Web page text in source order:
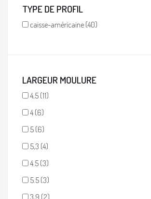
TYPE DE PROFIL
caisse-américaine (40)
LARGEUR MOULURE
4,5 (11)
4 (6)
5 (6)
5,3 (4)
4.5 (3)
5.5 (3)